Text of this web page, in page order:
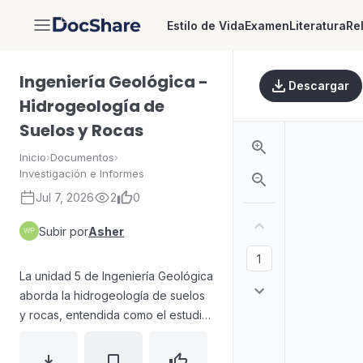
DocShare Estilo de VidaExamenLiteratura
Ingeniería Geológica -
Hidrogeología de
Suelos y Rocas
Inicio›Documentos›
Investigación e Informes
Jul 7, 2026 2 0
Subir porAsher
La unidad 5 de Ingeniería Geológica
aborda la hidrogeología de suelos
y rocas, entendida como el estudio
circulantes en el subsuelo. Se
Descargar